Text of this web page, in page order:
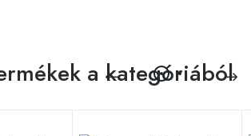
a kategóriából